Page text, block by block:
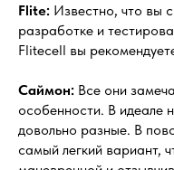
Flite: Известно, что вы
разработке и
Flitecell вы
Саймон: Все они
особенности. В идеале
довольно разные. В
самый легкий вариант,